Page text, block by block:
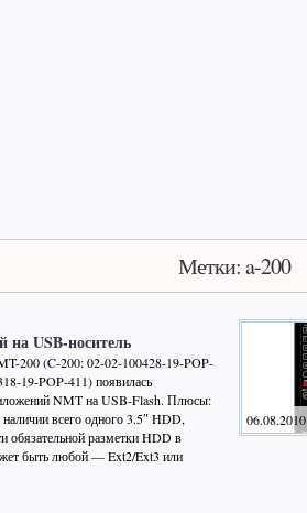
Метки: a-200
на USB-носитель
200 (C-200: 02-02-100428-19-POP-
19-POP-411) появилась
NMT на USB-Flash. Плюсы:
всего одного 3.5″ HDD,
обязательной разметки HDD в
быть любой — Ext2/Ext3 или
06.08.2010